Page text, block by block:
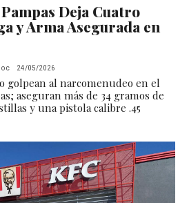
Deja Cuatro
y Arma Asegurada en
24/05/2026
golpean al narcomenudeo en el
aseguran más de 34 gramos de
y una pistola calibre .45